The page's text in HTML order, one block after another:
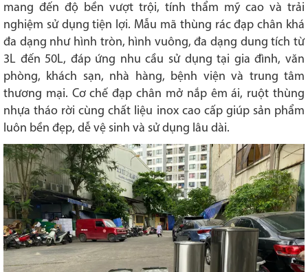
mang đến độ bền vượt trội, tính thẩm mỹ cao và trải
nghiệm sử dụng tiện lợi. Mẫu mã thùng rác đạp chân khá
đa dạng như hình tròn, hình vuông, đa dạng dung tích từ
3L đến 50L, đáp ứng nhu cầu sử dụng tại gia đình, văn
phòng, khách sạn, nhà hàng, bệnh viện và trung tâm
thương mại. Cơ chế đạp chân mở nắp êm ái, ruột thùng
nhựa tháo rời cùng chất liệu inox cao cấp giúp sản phẩm
luôn bền đẹp, dễ vệ sinh và sử dụng lâu dài.